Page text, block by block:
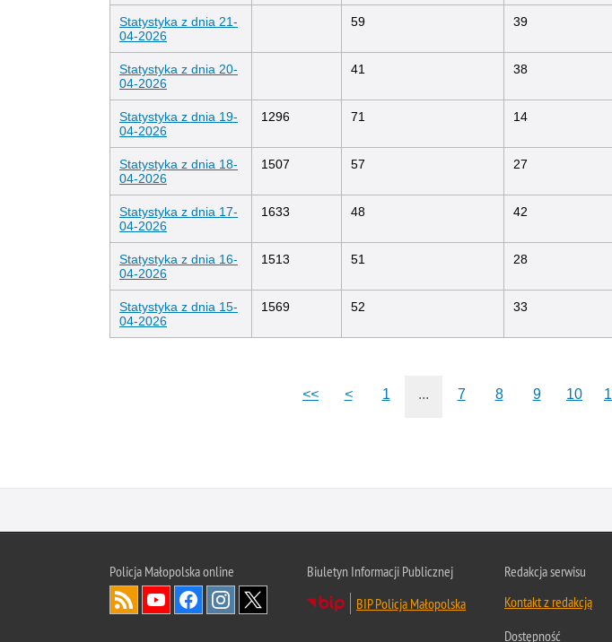
Statystyka z dnia 21-
04-2026
59 39
Statystyka z dnia 20-
04-2026
41 38
Statystyka z dnia 19-
04-2026
1296 71 14
Statystyka z dnia 18-
04-2026
1507 57 27
Statystyka z dnia 17-
04-2026
1633 48 42
Statystyka z dnia 16-
04-2026
1513 51 28
Statystyka z dnia 15-
04-2026
1569 52 33
<< < 1 ... 7 8 9 10
Policja Małopolska online
Biuletyn Informacji Publicznej
BIP Policja Małopolska
Redakcja serwisu
Kontakt z redakcją
Dostępność